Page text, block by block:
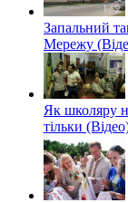
Запальний
Мережу
Як школяру
тільки